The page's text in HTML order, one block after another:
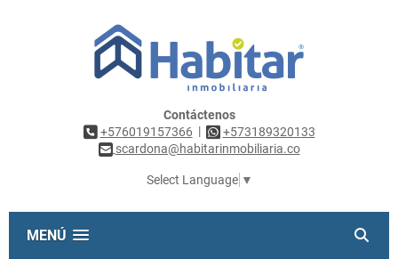
Contáctenos
+576019157366 |
+573189320133
scardona@habitarinmobiliaria.co
Select Language ▼
MENÚ